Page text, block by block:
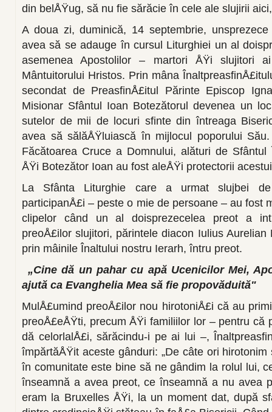
din belÅŸug, să nu fie sărăcie în cele ale slujirii
A doua zi, duminică, 14 septembrie,
avea să se adauge în cursul Liturghiei un al
asemenea Apostolilor – martori ÅŸi slujitori
Mântuitorului Hristos. Prin mâna
secondat de PreasfinÅ£itul Părinte Episcop
Misionar Sfântul Ioan Botezătorul deve­nea un
sutelor de mii de locuri sfinte din întreaga
avea să sălăÅŸluiască în mijlocul poporului
Făcătoarea Cruce a Domnului, ală­turi de Sfântul
ÅŸi Botezător Ioan au fost aleÅŸi protectorii
La Sfânta Liturghie care a urmat sluj­bei de
participanÅ£i – peste o mie de persoane – au fost
clipelor când un al doisprezecelea preot a
preoÅ£ilor slujitori, părintele dia­con Iulius Aurelian
prin mâinile Înaltului nostru Ierarh, întru preot.
„Cine dă un pahar cu apă Ucenicilor Mei,
ajută ca Evanghelia Mea să fie propovăduită"
MulÅ£umind preoÅ£ilor nou hirotoniÅ£i că au
preoÅ£eÅŸti, precum ÅŸi familiilor lor – pentru că
dă celorlalÅ£i, sărăcindu-i pe ai lui –,
împărtăÅŸit aceste gânduri: „De câte ori
în comu­nitate este bine să ne gândim la rolul lui,
înseamnă a avea preot, ce înseamnă a nu avea
eram la Bruxelles ÅŸi, la un moment dat, după